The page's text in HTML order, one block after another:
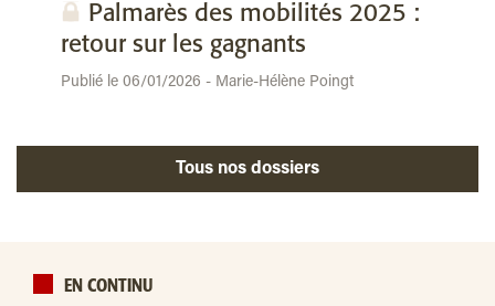
Palmarès des mobilités 2025 :
retour sur les gagnants
Publié le 06/01/2026 - Marie-Hélène Poingt
Tous nos dossiers
EN CONTINU